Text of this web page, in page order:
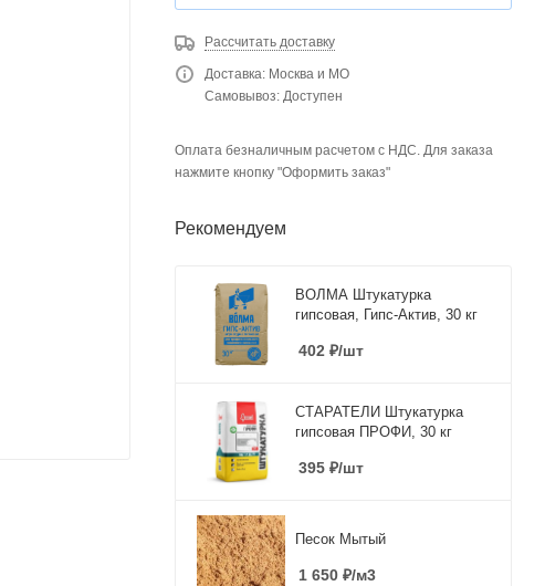
Рассчитать доставку
Доставка: Москва и МО
Самовывоз: Доступен
Оплата безналичным расчетом с НДС. Для заказа
нажмите кнопку "Оформить заказ"
Рекомендуем
ВОЛМА Штукатурка
гипсовая, Гипс-Актив, 30 кг
402 ₽/шт
СТАРАТЕЛИ Штукатурка
гипсовая ПРОФИ, 30 кг
395 ₽/шт
Песок Мытый
1 650 ₽/м3